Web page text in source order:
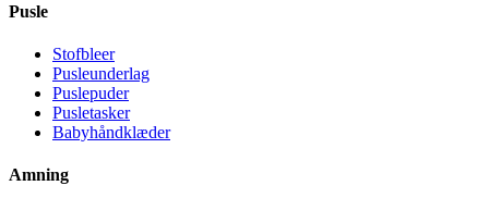
Pusle
Stofbleer
Pusleunderlag
Puslepuder
Pusletasker
Babyhåndklæder
Amning